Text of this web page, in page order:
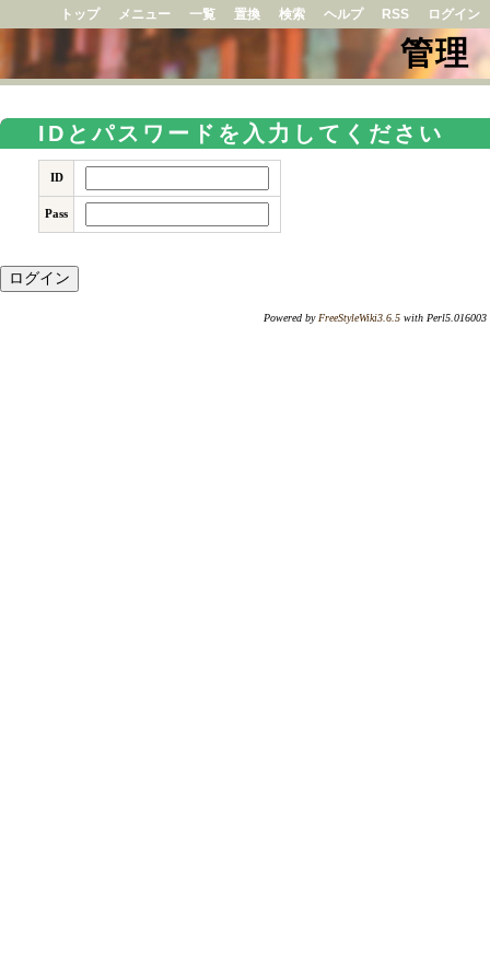
トップ メニュー 一覧 置換 検索 ヘルプ RSS ログイン
管理
IDとパスワードを入力してください
ID
Pass
Powered by FreeStyleWiki3.6.5 with Perl5.016003